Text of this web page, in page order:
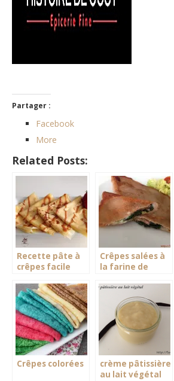
Partager :
Facebook
More
Related Posts:
Recette pâte à
crêpes facile
Crêpes salées à
la farine de
Crêpes colorées
crème pâtissière
au lait végétal